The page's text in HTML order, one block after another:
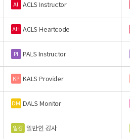
AI ACLS Instructor
AH ACLS Heartcode
PI PALS Instructor
KP KALS Provider
DM DALS Monitor
일강 일반인 강사